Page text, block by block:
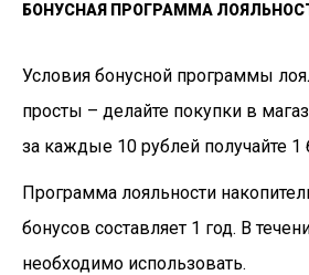
БОНУСНАЯ ПРОГРАММА
Условия бонусной программы
просты – делайте покупки в
за каждые 10 рублей получайте 1
Программа лояльности
бонусов составляет 1 год. В
необходимо использовать.